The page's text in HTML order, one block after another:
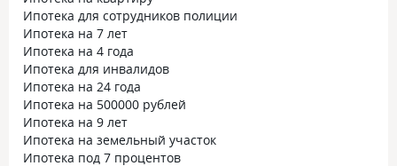
Ипотека для сотрудников полиции
Ипотека на 7 лет
Ипотека на 4 года
Ипотека для инвалидов
Ипотека на 24 года
Ипотека на 500000 рублей
Ипотека на 9 лет
Ипотека на земельный участок
Ипотека под 7 процентов